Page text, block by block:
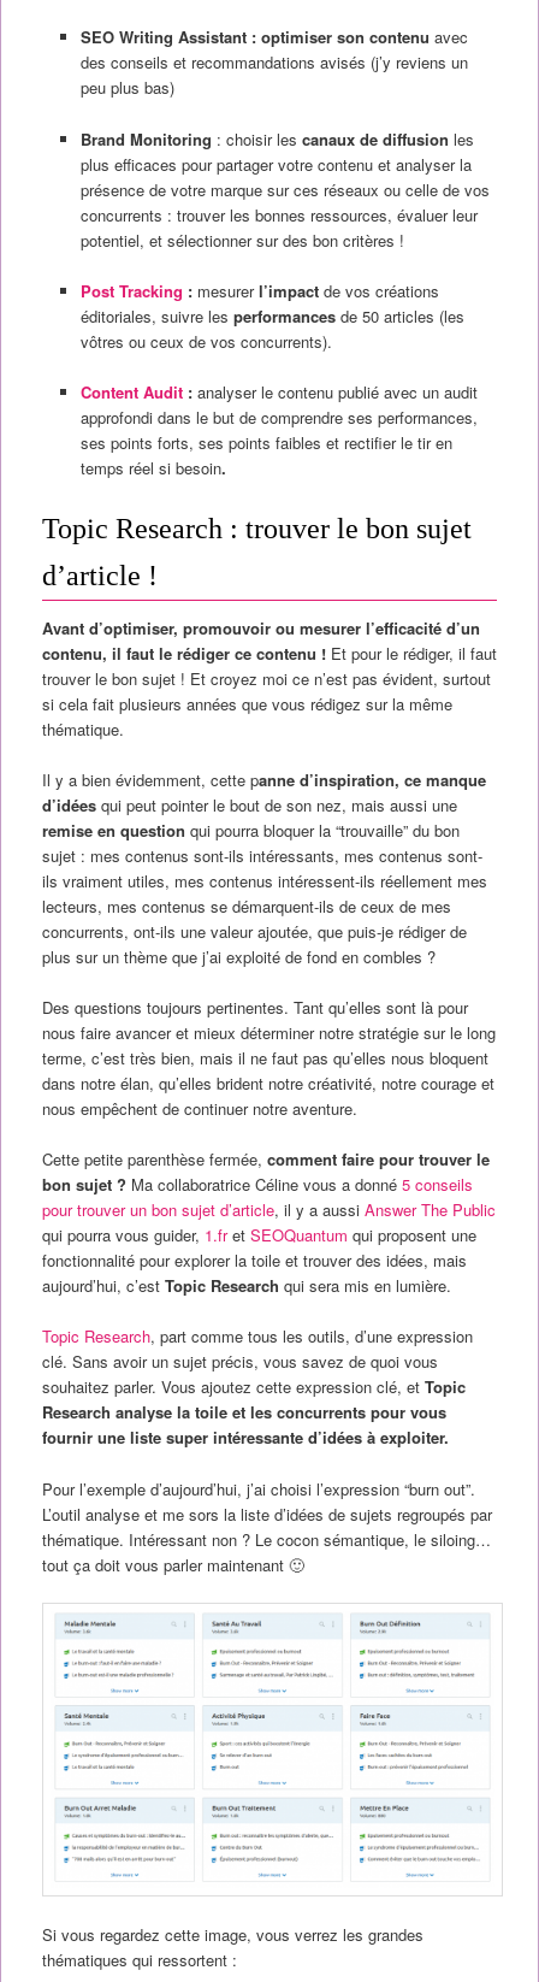
SEO Writing Assistant : optimiser son contenu avec
des conseils et recommandations avisés (j’y reviens un
peu plus bas)
Brand Monitoring : choisir lescanaux de diffusion les
plus efficaces pour partager votre contenu et analyser la
présence de votre marque sur ces réseaux ou celle de vos
concurrents : trouver les bonnes ressources, évaluer leur
potentiel, et sélectionner sur des bon critères !
Post Tracking : mesurerl’impactde vos créations
éditoriales, suivre lesperformancesde 50 articles (les
vôtres ou ceux de vos concurrents).
Content Audit :analyser le contenu publié avec un audit
approfondi dans le but de comprendre ses performances,
ses points forts, ses points faibles et rectifier le tir en
temps réel si besoin.
Topic Research : trouver le bon sujet
d’article !
Avant d’optimiser, promouvoir ou mesurer l’efficacité d’un
contenu, il faut le rédiger ce contenu ! Et pour le rédiger, il faut
trouver le bon sujet ! Et croyez moi ce n’est pas évident, surtout
si cela fait plusieurs années que vous rédigez sur la même
thématique.
Il y a bien évidemment, cette panne d’inspiration, ce manque
d’idées qui peut pointer le bout de son nez, mais aussi une
remise en question qui pourra bloquer la “trouvaille” du bon
sujet : mes contenus sont-ils intéressants, mes contenus sont-
ils vraiment utiles, mes contenus intéressent-ils réellement mes
lecteurs, mes contenus se démarquent-ils de ceux de mes
concurrents, ont-ils une valeur ajoutée, que puis-je rédiger de
plus sur un thème que j’ai exploité de fond en combles ?
Des questions toujours pertinentes. Tant qu’elles sont là pour
nous faire avancer et mieux déterminer notre stratégie sur le long
terme, c’est très bien, mais il ne faut pas qu’elles nous bloquent
dans notre élan, qu’elles brident notre créativité, notre courage et
nous empêchent de continuer notre aventure.
Cette petite parenthèse fermée, comment faire pour trouver le
bon sujet ? Ma collaboratrice Céline vous a donné 5 conseils
pour trouver un bon sujet d’article, il y a aussi Answer The Public
qui pourra vous guider, 1.fret SEOQuantum qui proposent une
fonctionnalité pour explorer la toile et trouver des idées, mais
aujourd’hui, c’est Topic Research qui sera mis en lumière.
Topic Research, part comme tous les outils, d’une expression
clé. Sans avoir un sujet précis, vous savez de quoi vous
souhaitez parler. Vous ajoutez cette expression clé, et Topic
Research analyse la toile et les concurrents pour vous
fournir une liste super intéressante d’idées à exploiter.
Pour l’exemple d’aujourd’hui, j’ai choisi l’expression “burn out”.
L’outil analyse et me sors la liste d’idées de sujets regroupés par
thématique. Intéressant non ? Le cocon sémantique, le siloing…
tout ça doit vous parler maintenant 🙂
Si vous regardez cette image, vous verrez les grandes
thématiques qui ressortent :